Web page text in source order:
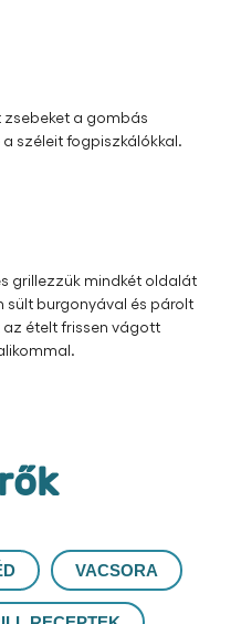
a gombás
széleit fogpiszkálókkal.
grillezzük mindkét oldalát
sült burgonyával és párolt
ételt frissen vágott
VACSORA